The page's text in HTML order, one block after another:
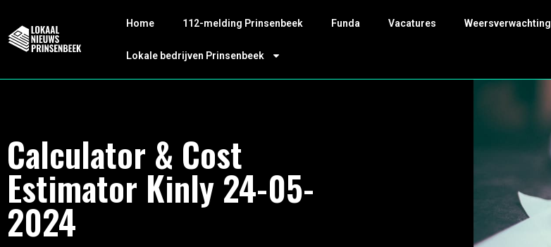
Home 112-melding Prinsenbeek Funda Vacatures Weersverwachting
Lokale bedrijven Prinsenbeek
Calculator & Cost
Estimator Kinly 24-05-
2024